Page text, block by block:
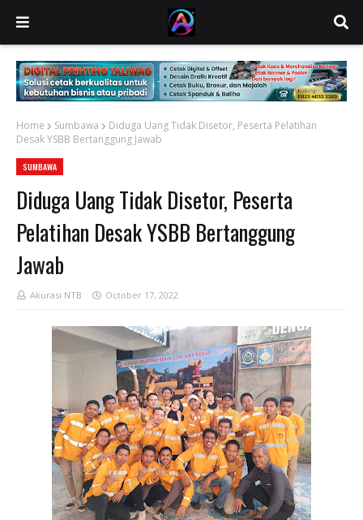
Home Sumbawa
Diduga Uang Tidak Disetor, Peserta Pelatihan
Desak YSBB Bertanggung Jawab
SUMBAWA
Diduga Uang Tidak Disetor, Peserta
Pelatihan Desak YSBB Bertanggung
Jawab
Akurasi NTB October 17, 2022